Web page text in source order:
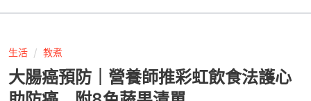
生活 教煮
大腸癌預防｜營養師推彩虹飲食法護心